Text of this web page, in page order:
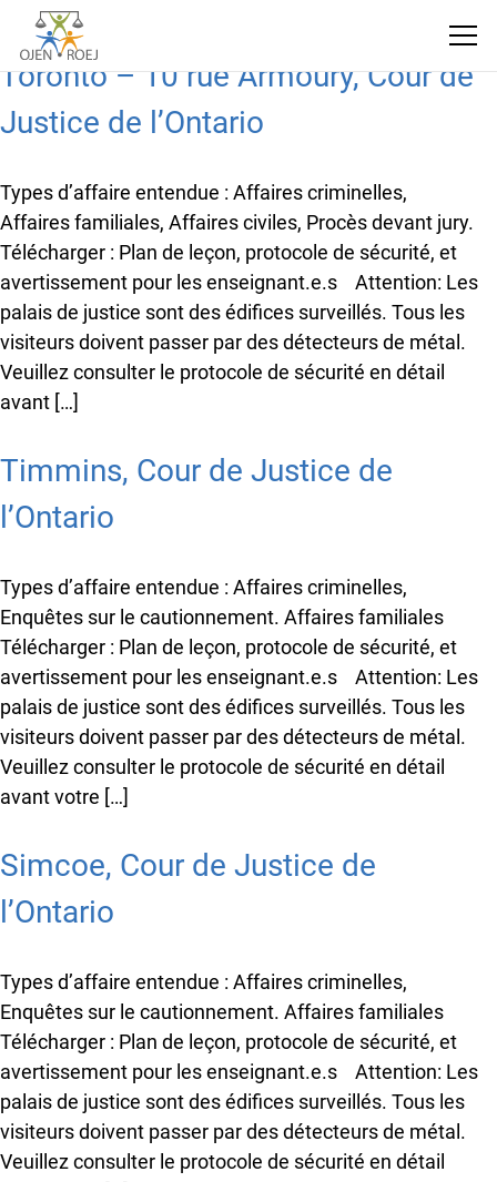
Toronto – 10 rue Armoury, Cour de
Justice de l’Ontario
Types d’affaire entendue : Affaires criminelles,
Affaires familiales, Affaires civiles, Procès devant jury.
Télécharger : Plan de leçon, protocole de sécurité, et
avertissement pour les enseignant.e.s Attention: Les
palais de justice sont des édifices surveillés. Tous les
visiteurs doivent passer par des détecteurs de métal.
Veuillez consulter le protocole de sécurité en détail
avant […]
Timmins, Cour de Justice de
l’Ontario
Types d’affaire entendue : Affaires criminelles,
Enquêtes sur le cautionnement. Affaires familiales
Télécharger : Plan de leçon, protocole de sécurité, et
avertissement pour les enseignant.e.s Attention: Les
palais de justice sont des édifices surveillés. Tous les
visiteurs doivent passer par des détecteurs de métal.
Veuillez consulter le protocole de sécurité en détail
avant votre […]
Simcoe, Cour de Justice de
l’Ontario
Types d’affaire entendue : Affaires criminelles,
Enquêtes sur le cautionnement. Affaires familiales
Télécharger : Plan de leçon, protocole de sécurité, et
avertissement pour les enseignant.e.s Attention: Les
palais de justice sont des édifices surveillés. Tous les
visiteurs doivent passer par des détecteurs de métal.
Veuillez consulter le protocole de sécurité en détail